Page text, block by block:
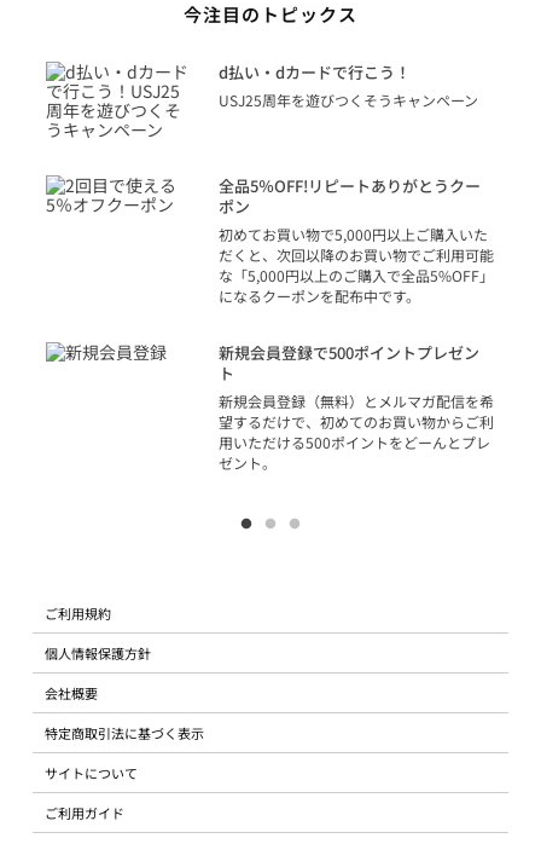
今注目のトピックス
d払い・dカードで行こう！
USJ25周年を遊びつくそうキャンペーン
全品5％OFF!リピートありがとうクー
ポン
初めてお買い物で5,000円以上ご購入いた
だくと、次回以降のお買い物でご利用可能
な「5,000円以上のご購入で全品5%OFF」
になるクーポンを配布中です。
新規会員登録で500ポイントプレゼン
ト
新規会員登録（無料）とメルマガ配信を希
望するだけで、初めてのお買い物からご利
用いただける500ポイントをどーんとプレ
ゼント。
ご利用規約
個人情報保護方針
会社概要
特定商取引法に基づく表示
サイトについて
ご利用ガイド